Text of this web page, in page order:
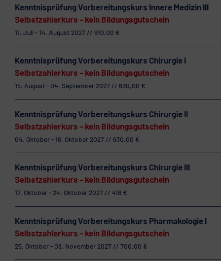
Kenntnisprüfung Vorbereitungskurs Innere Medizin III
Selbstzahlerkurs – kein Bildungsgutschein
11. Juli - 14. August 2027 // 910,00 €
Kenntnisprüfung Vorbereitungskurs Chirurgie I
Selbstzahlerkurs – kein Bildungsgutschein
15. August - 04. September 2027 // 630,00 €
Kenntnisprüfung Vorbereitungskurs Chirurgie II
Selbstzahlerkurs – kein Bildungsgutschein
04. Oktober - 16. Oktober 2027 // 630,00 €
Kenntnisprüfung Vorbereitungskurs Chirurgie III
Selbstzahlerkurs – kein Bildungsgutschein
17. Oktober - 24. Oktober 2027 // 418 €
Kenntnisprüfung Vorbereitungskurs Pharmakologie I
Selbstzahlerkurs – kein Bildungsgutschein
25. Oktober - 08. November 2027 // 700,00 €